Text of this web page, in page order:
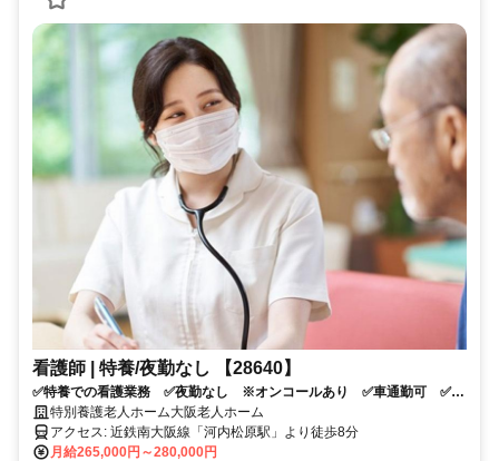
看護師 | 特養/夜勤なし 【28640】
✅特養での看護業務 ✅夜勤なし ※オンコールあり ✅車通勤可 ✅賞
与3.14か月 前年度実績
特別養護老人ホーム大阪老人ホーム
アクセス: 近鉄南大阪線「河内松原駅」より徒歩8分
月給265,000円～280,000円